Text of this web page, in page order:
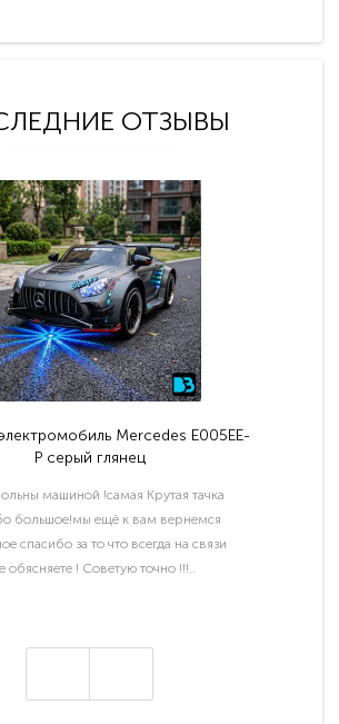
ОТЗЫВЫ
Mercedes E005EE-
P серый глянец
машиной !самая Крутая тачка
большое!мы ещё к вам вернемся
спасибо за то что всегда на связи
обясняете ! Советую точно !!!..